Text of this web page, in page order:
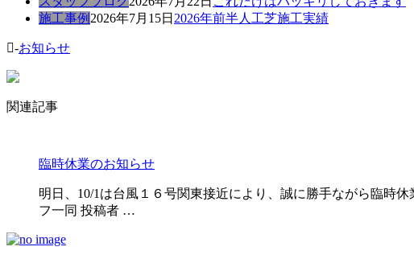
施工事例 2026年7月15日 2026年前半人工芝施工実績
-お知らせ
関連記事
臨時休業のお知らせ
明日、10/1は台風１６号関東接近により、誠に勝手ながら臨時
フ一同 投稿者 …